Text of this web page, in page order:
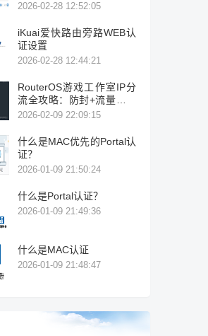
2026-02-28 12:52:05
iKuai爱快路由旁路WEB认
证设置
2026-02-28 12:44:21
RouterOS游戏工作室IP分
流全攻略：防封+流量隔离
一步到位
2026-02-09 22:09:15
什么是MAC优先的Portal认
证？
2026-01-09 21:50:24
什么是Portal认证？
2026-01-09 21:49:36
什么是MAC认证
2026-01-09 21:48:47